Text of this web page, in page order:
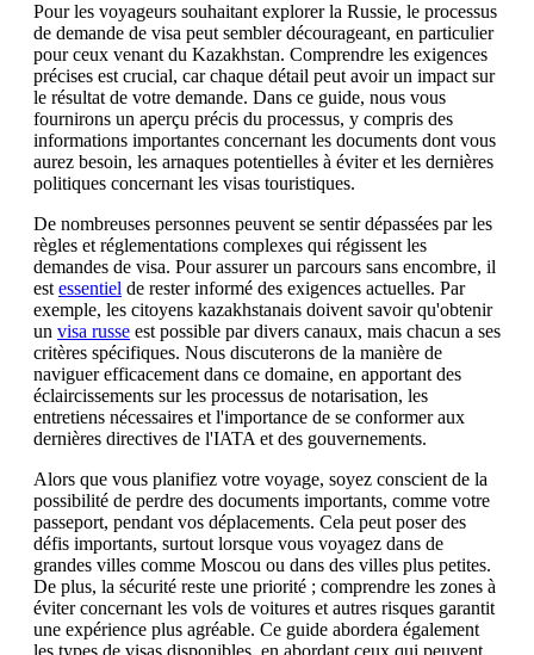
Pour les voyageurs souhaitant explorer la Russie, le processus
de demande de visa peut sembler décourageant, en particulier
pour ceux venant du Kazakhstan. Comprendre les exigences
précises est crucial, car chaque détail peut avoir un impact sur
le résultat de votre demande. Dans ce guide, nous vous
fournirons un aperçu précis du processus, y compris des
informations importantes concernant les documents dont vous
aurez besoin, les arnaques potentielles à éviter et les dernières
politiques concernant les visas touristiques.
De nombreuses personnes peuvent se sentir dépassées par les
règles et réglementations complexes qui régissent les
demandes de visa. Pour assurer un parcours sans encombre, il
est essentiel de rester informé des exigences actuelles. Par
exemple, les citoyens kazakhstanais doivent savoir qu'obtenir
un visa russe est possible par divers canaux, mais chacun a ses
critères spécifiques. Nous discuterons de la manière de
naviguer efficacement dans ce domaine, en apportant des
éclaircissements sur les processus de notarisation, les
entretiens nécessaires et l'importance de se conformer aux
dernières directives de l'IATA et des gouvernements.
Alors que vous planifiez votre voyage, soyez conscient de la
possibilité de perdre des documents importants, comme votre
passeport, pendant vos déplacements. Cela peut poser des
défis importants, surtout lorsque vous voyagez dans de
grandes villes comme Moscou ou dans des villes plus petites.
De plus, la sécurité reste une priorité ; comprendre les zones à
éviter concernant les vols de voitures et autres risques garantit
une expérience plus agréable. Ce guide abordera également
les types de visas disponibles, en abordant ceux qui peuvent